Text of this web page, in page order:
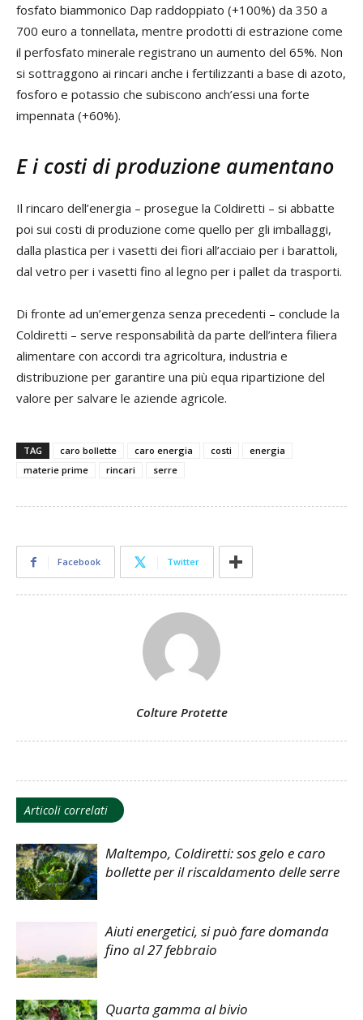
fosfato biammonico Dap raddoppiato (+100%) da 350 a
700 euro a tonnellata, mentre prodotti di estrazione come
il perfosfato minerale registrano un aumento del 65%. Non
si sottraggono ai rincari anche i fertilizzanti a base di azoto,
fosforo e potassio che subiscono anch’essi una forte
impennata (+60%).
E i costi di produzione aumentano
Il rincaro dell’energia – prosegue la Coldiretti – si abbatte
poi sui costi di produzione come quello per gli imballaggi,
dalla plastica per i vasetti dei fiori all’acciaio per i barattoli,
dal vetro per i vasetti fino al legno per i pallet da trasporti.
Di fronte ad un’emergenza senza precedenti – conclude la
Coldiretti – serve responsabilità da parte dell’intera filiera
alimentare con accordi tra agricoltura, industria e
distribuzione per garantire una più equa ripartizione del
valore per salvare le aziende agricole.
TAG caro bollette caro energia costi
energia
materie prime
rincari serre
Facebook Twitter
Colture Protette
Articoli correlati
Maltempo, Coldiretti: sos gelo e caro
bollette per il riscaldamento delle serre
Aiuti energetici, si può fare domanda
fino al 27 febbraio
Quarta gamma al bivio